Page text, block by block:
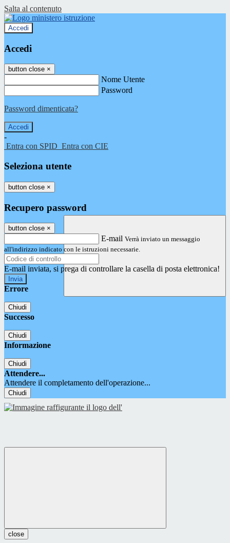
Salta al contenuto
Accedi
Accedi
button close ×
Nome Utente
Password
Password dimenticata?
-
Entra con SPID Entra con CIE
Seleziona utente
button close ×
Recupero password
button close ×
E-mail Verrà inviato un messaggio
all'indirizzo indicato con le istruzioni necessarie.
E-mail inviata, si prega di controllare la casella di posta elettronica!
Errore
Chiudi
Successo
Chiudi
Informazione
Chiudi
Attendere...
Attendere il completamento dell'operazione...
Chiudi
close